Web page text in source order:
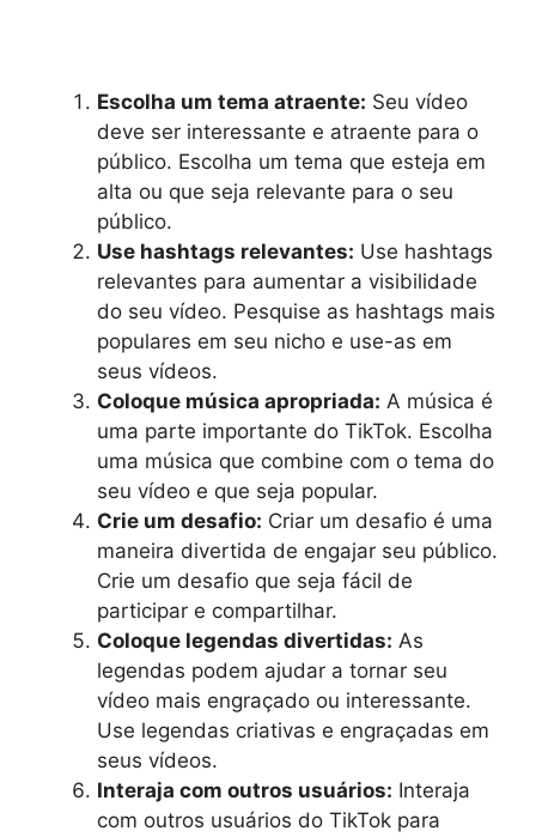
Escolha um tema atraente: Seu vídeo
deve ser interessante e atraente para o
público. Escolha um tema que esteja em
alta ou que seja relevante para o seu
público.
Use hashtags relevantes: Use hashtags
relevantes para aumentar a visibilidade
do seu vídeo. Pesquise as hashtags mais
populares em seu nicho e use-as em
seus vídeos.
Coloque música apropriada: A música é
uma parte importante do TikTok. Escolha
uma música que combine com o tema do
seu vídeo e que seja popular.
Crie um desafio: Criar um desafio é uma
maneira divertida de engajar seu público.
Crie um desafio que seja fácil de
participar e compartilhar.
Coloque legendas divertidas: As
legendas podem ajudar a tornar seu
vídeo mais engraçado ou interessante.
Use legendas criativas e engraçadas em
seus vídeos.
Interaja com outros usuários: Interaja
com outros usuários do TikTok para